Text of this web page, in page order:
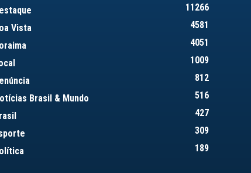
11266
Vista
4581
4051
1009
812
Brasil & Mundo
516
427
309
189